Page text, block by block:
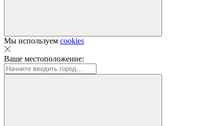
Мы используем cookies
Ваше местоположение: